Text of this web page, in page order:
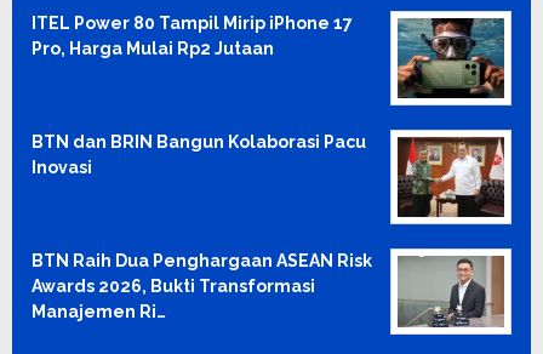
ITEL Power 80 Tampil Mirip iPhone 17
Pro, Harga Mulai Rp2 Jutaan
BTN dan BRIN Bangun Kolaborasi Pacu
Inovasi
BTN Raih Dua Penghargaan ASEAN Risk
Awards 2026, Bukti Transformasi
Manajemen Ri…